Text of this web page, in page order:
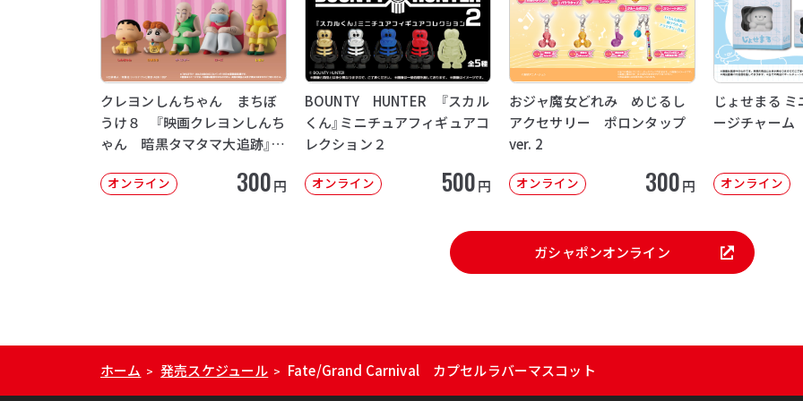
クレヨンしんちゃん まちぼ
うけ８ 『映画クレヨンしんち
ゃん 暗黒タマタマ大追跡』
オンライン 300円
BOUNTY HUNTER 『スカル
くん』ミニチュアフィギュアコ
レクション２
オンライン 500円
おジャ魔女どれみ めじるし
アクセサリー ポロンタップ
ver. 2
オンライン 300円
じょせまる
ージチャーム
オンライン
ガシャポンオンライン
ホーム > 発売スケジュール > Fate/Grand Carnival カプセルラバーマスコット